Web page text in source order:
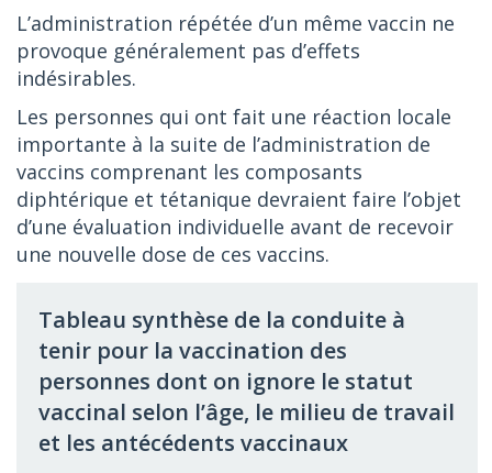
L’administration répétée d’un même vaccin ne
provoque généralement pas d’effets
indésirables.
Les personnes qui ont fait une réaction locale
importante à la suite de l’administration de
vaccins comprenant les composants
diphtérique et tétanique devraient faire l’objet
d’une évaluation individuelle avant de recevoir
une nouvelle dose de ces vaccins.
Tableau synthèse de la conduite à
tenir pour la vaccination des
personnes dont on ignore le statut
vaccinal selon l’âge, le milieu de travail
et les antécédents vaccinaux